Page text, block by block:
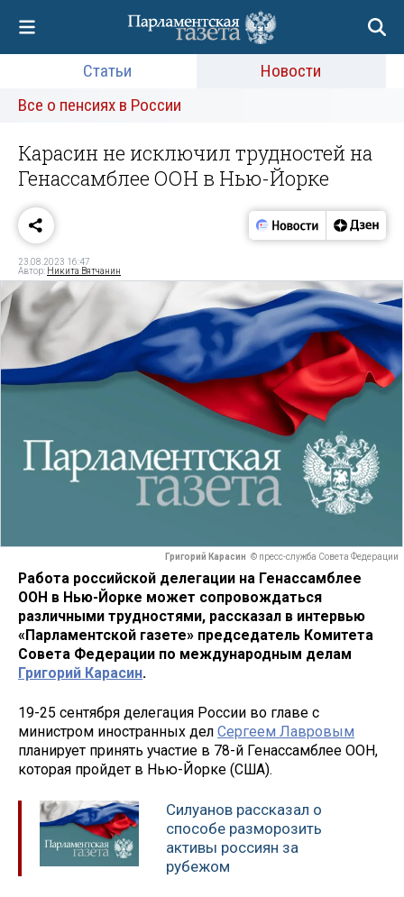
Статьи
Новости
Все о пенсиях в России
Карасин не исключил трудностей на
Генассамблее ООН в Нью-Йорке
23.08.2023 16:47
Автор: Никита Вятчанин
Григорий Карасин © пресс-служба Совета Федерации
Работа российской делегации на Генассамблее
ООН в Нью-Йорке может сопровождаться
различными трудностями, рассказал в интервью
«Парламентской газете» председатель Комитета
Совета Федерации по международным делам
Григорий Карасин.
19-25 сентября делегация России во главе с
министром иностранных дел Сергеем Лавровым
планирует принять участие в 78-й Генассамблее ООН,
которая пройдет в Нью-Йорке (США).
Силуанов рассказал о
способе разморозить
активы россиян за
рубежом